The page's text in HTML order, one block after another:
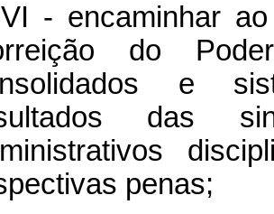
VI - encaminhar
do
e
das
penas;